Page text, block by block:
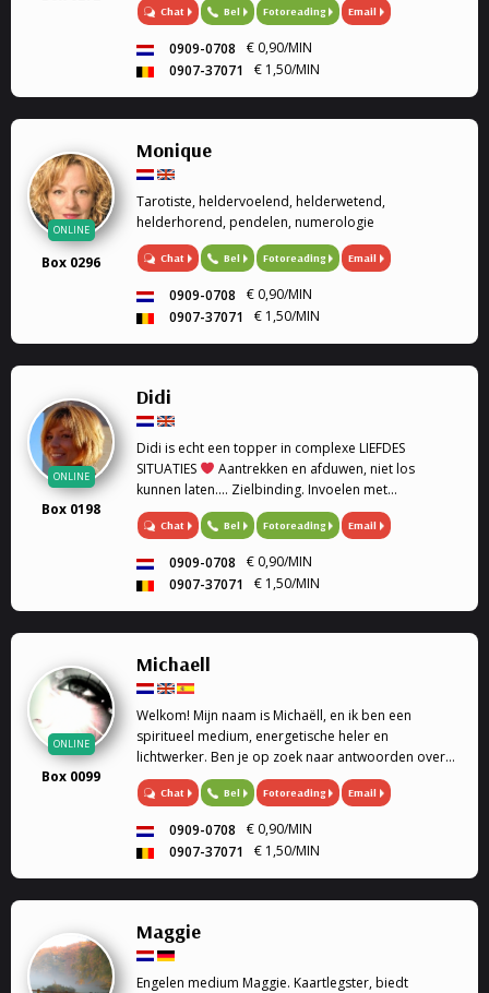
healing. Mijn specialiteit is tweeling zielen, en liefde.
Chat Bel Fotoreading Email
0909-0708
€ 0,90/MIN
0907-37071
€ 1,50/MIN
ONLINE
Box 0296
Monique
Tarotiste, heldervoelend, helderwetend,
helderhorend, pendelen, numerologie
Chat Bel Fotoreading Email
0909-0708
€ 0,90/MIN
0907-37071
€ 1,50/MIN
ONLINE
Box 0198
Didi
Didi is echt een topper in complexe LIEFDES
SITUATIES
Aantrekken en afduwen, niet los
kunnen laten.... Zielbinding. Invoelen met
geboortedatum en astrologie. Medium, Astrologe,
kaartleggen. Coach, Relatie Coach, Droomverklaring,
Helderwetend.
Chat Bel Fotoreading Email
0909-0708
€ 0,90/MIN
0907-37071
€ 1,50/MIN
ONLINE
Box 0099
Michaell
Welkom! Mijn naam is Michaëll, en ik ben een
spiritueel medium, energetische heler en
lichtwerker. Ben je op zoek naar antwoorden over
de liefde, toekomst en spiritualiteit, dan ben je hier
op de juiste plek.
Chat Bel Fotoreading Email
0909-0708
€ 0,90/MIN
0907-37071
€ 1,50/MIN
Maggie
Engelen medium Maggie. Kaartlegster, biedt